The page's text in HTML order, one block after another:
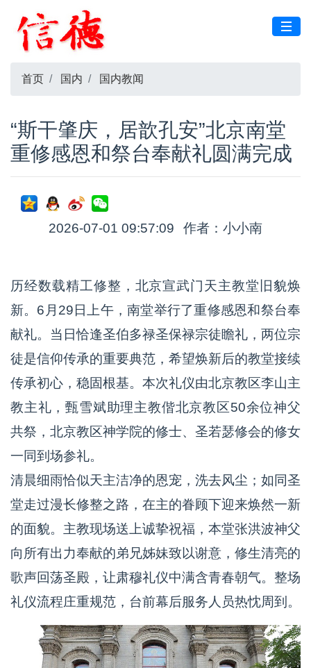
首页 国内 国内教闻
“斯干肇庆，居歆孔安”北京南堂
重修感恩和祭台奉献礼圆满完成
2026-07-01 09:57:09 作者：小小南
历经数载精工修整，北京宣武门天主教堂旧貌焕
新。6月29日上午，南堂举行了重修感恩和祭台奉
献礼。当日恰逢圣伯多禄圣保禄宗徒瞻礼，两位宗
徒是信仰传承的重要典范，希望焕新后的教堂接续
传承初心，稳固根基。本次礼仪由北京教区李山主
教主礼，甄雪斌助理主教偕北京教区50余位神父
共祭，北京教区神学院的修士、圣若瑟修会的修女
一同到场参礼。
清晨细雨恰似天主洁净的恩宠，洗去风尘；如同圣
堂走过漫长修整之路，在主的眷顾下迎来焕然一新
的面貌。主教现场送上诚挚祝福，本堂张洪波神父
向所有出力奉献的弟兄姊妹致以谢意，修生清亮的
歌声回荡圣殿，让肃穆礼仪中满含青春朝气。整场
礼仪流程庄重规范，台前幕后服务人员热忱周到。